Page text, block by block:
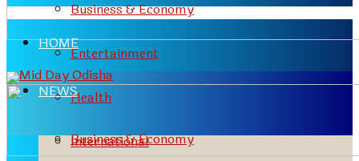
Business & Economy
Entertainment
Health
International
HOME
NEWS
Business & Economy